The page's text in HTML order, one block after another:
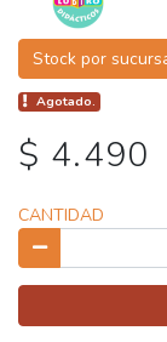
Stock por
Agotado.
$ 4.490
CANTIDAD